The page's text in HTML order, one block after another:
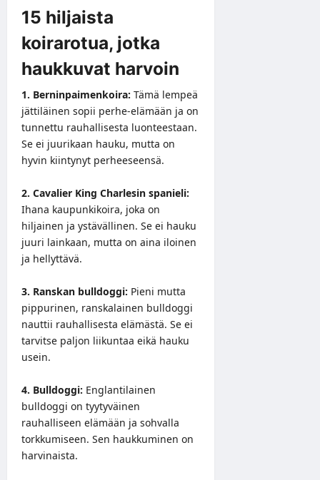
15 hiljaista
koirarotua, jotka
haukkuvat harvoin
1. Berninpaimenkoira: Tämä lempeä
jättiläinen sopii perhe-elämään ja on
tunnettu rauhallisesta luonteestaan.
Se ei juurikaan hauku, mutta on
hyvin kiintynyt perheeseensä.
2. Cavalier King Charlesin spanieli:
Ihana kaupunkikoira, joka on
hiljainen ja ystävällinen. Se ei hauku
juuri lainkaan, mutta on aina iloinen
ja hellyttävä.
3. Ranskan bulldoggi: Pieni mutta
pippurinen, ranskalainen bulldoggi
nauttii rauhallisesta elämästä. Se ei
tarvitse paljon liikuntaa eikä hauku
usein.
4. Bulldoggi: Englantilainen
bulldoggi on tyytyväinen
rauhalliseen elämään ja sohvalla
torkkumiseen. Sen haukkuminen on
harvinaista.